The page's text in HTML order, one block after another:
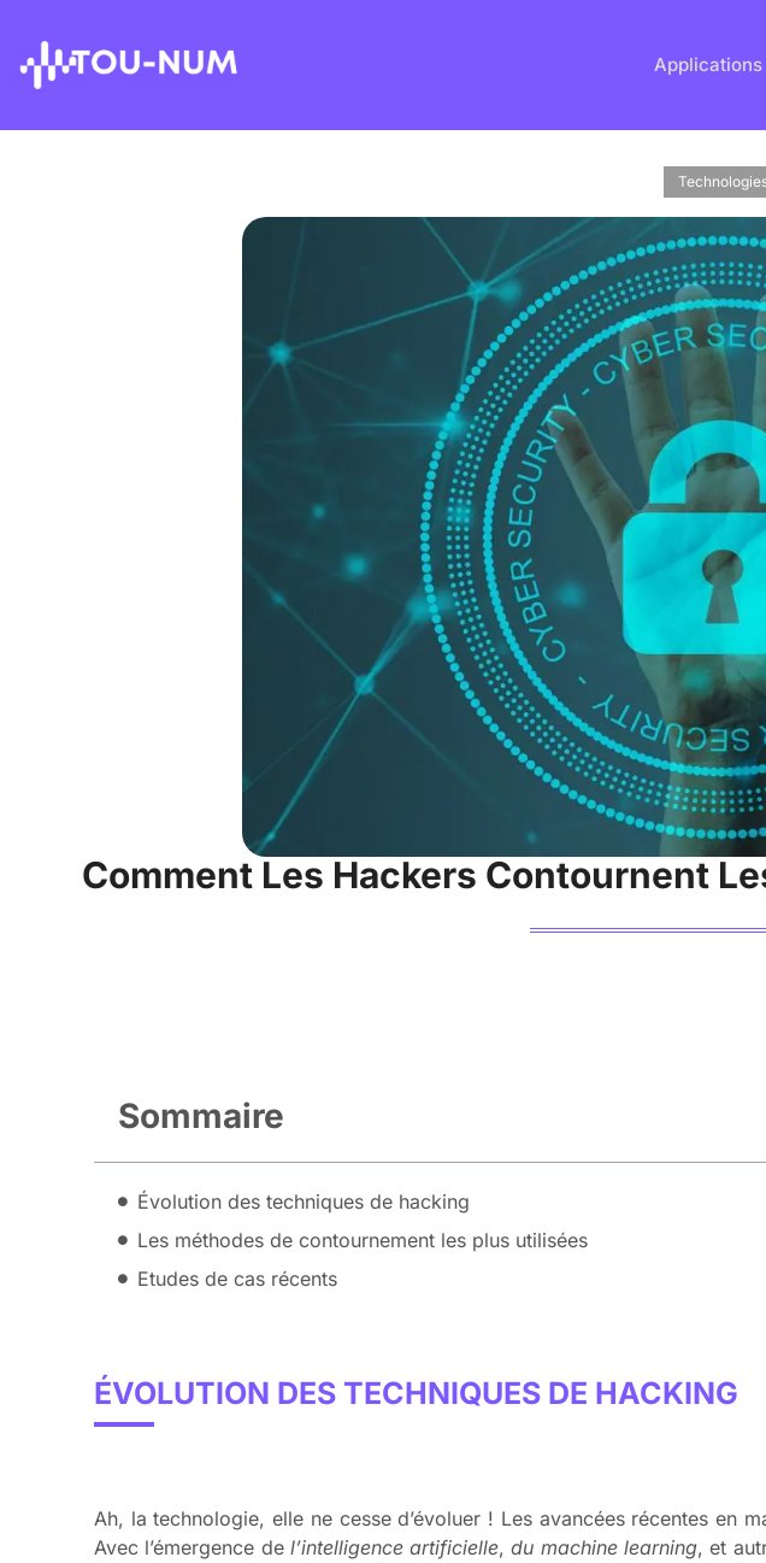
Applications
Comment Les Hackers Contournent
Sommaire
Évolution des techniques de hacking
Les méthodes de contournement les plus utilisées
Etudes de cas récents
ÉVOLUTION DES TECHNIQUES DE HACKING
Ah, la technologie, elle ne cesse d’évoluer ! Les avancées récentes en
Avec l’émergence del’intelligence artificielle,du machine learning, et